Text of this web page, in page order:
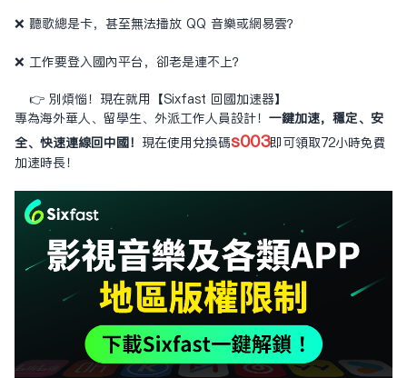
❌ 聽歌總是卡，甚至無法播放 QQ 音樂或網易雲？
❌ 工作要登入國內平台，卻老是連不上？
👉 別煩惱！現在就用【Sixfast 回國加速器】
專為海外華人、留學生、外派工作人員設計！ 一鍵加速，穩定、安
全、快速連線回中國！ 現在使用兌換碼s003即可領取72小時免費
加速時長！